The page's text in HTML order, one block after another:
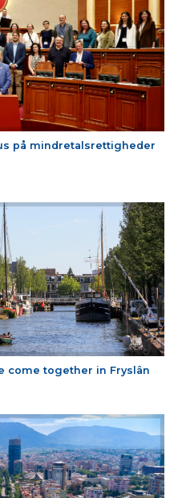
på mindretalsrettigheder
come together in Fryslân